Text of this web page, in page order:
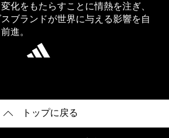
化をもたらすことに情熱を注ぎ、
ブランドが世界に与える影響を自
進。
トップに戻る